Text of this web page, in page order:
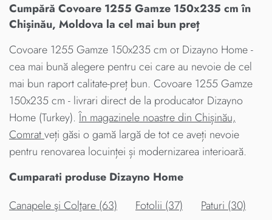
Cumpără Covoare 1255 Gamze 150x235 cm în
Chișinău, Moldova la cel mai bun preț
Covoare 1255 Gamze 150x235 cm от Dizayno Home -
cea mai bună alegere pentru cei care au nevoie de cel
mai bun raport calitate-preț bun. Covoare 1255 Gamze
150x235 cm - livrari direct de la producator Dizayno
Home (Turkey).În magazinele noastre din Chișinău,
Comratveți găsi o gamă largă de tot ce aveți nevoie
pentru renovarea locuinței și modernizarea interioară.
Cumparati produse Dizayno Home
Canapele şi Colţare (63)
Fotolii (37)
Paturi (30)